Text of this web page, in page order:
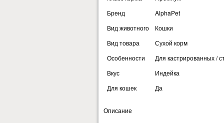
Бренд
AlphaPet
Вид животного
Кошки
Вид товара
Сухой корм
Особенности
Для кастрированных /
Вкус
Индейка
Для кошек
Да
Описание